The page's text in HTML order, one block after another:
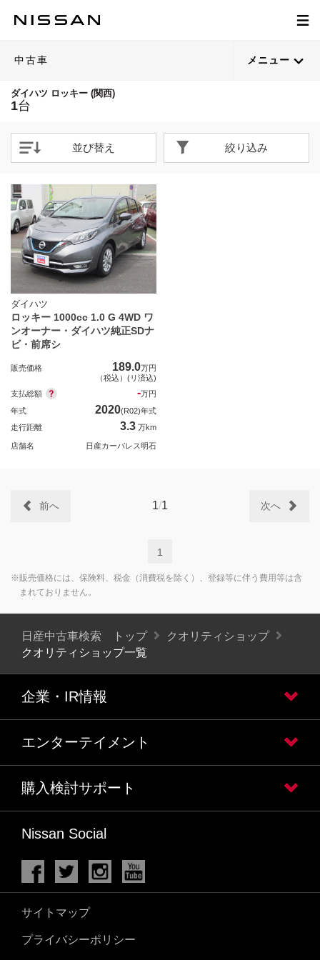
中古車 メニュー
ダイハツ ロッキー (関西)
1台
並び替え 絞り込み
ダイハツ
ロッキー 1000cc 1.0 G 4WD ワ
ンオーナー・ダイハツ純正SDナ
ビ・前席シ
販売価格 189.0万円
（税込）(リ済込)
支払総額
-万円
年式
2020(R02)年式
走行距離
3.3 万km
店舗名 日産カーパレス明石
1/1
前へ 次へ
1
※販売価格には、保険料、税金（消費税を除く）、登録等に伴う費用等は含
まれておりません。
日産中古車検索 トップ
クオリティショップ
クオリティショップ一覧
企業・IR情報
エンターテイメント
購入検討サポート
Nissan Social
サイトマップ
プライバシーポリシー